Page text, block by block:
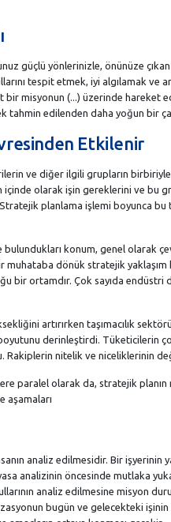
güçlü yönlerinizle, önünüze
tespit etmek, iyi algılamak ve
bir misyonun (...) üzerinde
tahmin edilenden daha yoğun bir
Etkilenir
ve diğer ilgili grupların
içinde olarak işin gereklerini ve bu
planlama işlemi boyunca
konum, genel olarak
muhataba dönük stratejik yaklaşım
bir ortamdır. Çok sayıda
artırırken taşımacılık
derinleştirdi. Tüketicilerin
nitelik ve niceliklerinin
paralel olarak da, stratejik planın
aşamaları
analiz edilmesidir. Bir işyerinin
analizinin öncesinde mutlaka
analiz edilmesine misyon
bugün ve gelecekteki